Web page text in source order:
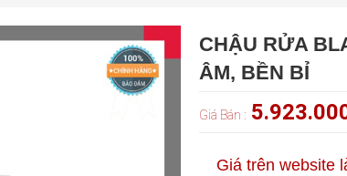
CHẬU RỬA
ÂM, BỀN BỈ
Giá Bán :
Giá trên website